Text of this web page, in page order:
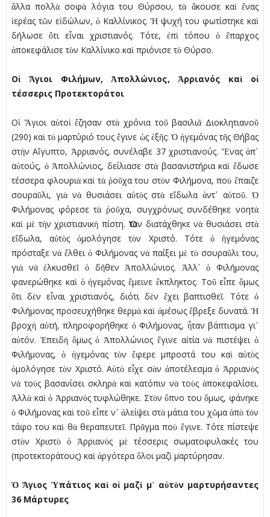
ἄλλα πολλὰ σοφὰ λόγια του Θύρσου, τὰ ἄκουσε καὶ ἕνας
ἱερέας τῶν εἰδώλων, ὁ Καλλίνικος. Ἡ ψυχή του φωτίστηκε καὶ
δήλωσε ὅτι εἶναι χριστιανός. Τότε, ἐπὶ τόπου ὁ ἔπαρχος
ἀποκεφάλισε τὸν Καλλίνικο καὶ πριόνισε τὸ Θύρσο.
Οἱ Ἅγιοι Φιλήµων, Ἀπολλώνιος, Ἀρριανός καὶ οἱ
τέσσερις Προτεκτοράτοι
Οἱ Ἅγιοι αὐτοὶ ἔζησαν στὰ χρόνια τοῦ βασιλιᾶ Διοκλητιανοῦ
(290) καὶ τὸ µαρτύριό τους ἔγινε ὡς ἑξῆς: Ὁ ἡγεµόνας τῆς Θήβας
στὴν Αἴγυπτο, Ἀρριανός, συνέλαβε 37 χριστιανούς. Ἕνας ἀπ᾿
αὐτούς, ὁ Ἀπολλώνιος, δείλιασε στὰ βασανιστήρια καὶ ἔδωσε
τέσσερα φλουριὰ καὶ τὰ ῥοῦχα του στὸν Φιλήµονα, ποὺ ἔπαιζε
σουραῦλι, γιὰ νὰ θυσιάσει αὐτὸς στὰ εἴδωλα ἀντ᾿ αὐτοῦ. Ὁ
Φιλήµονας φόρεσε τὰ ῥοῦχα, συγχρόνως συνδέθηκε νοητὰ
καὶ µὲ τὴν χριστιανικὴ πίστη. Ὅταν διατάχθηκε νὰ θυσιάσει στὰ
εἴδωλα, αὐτὸς ὁµολόγησε τὸν Χριστό. Τότε ὁ ἡγεµόνας
πρόσταξε νὰ ἔλθει ὁ Φιλήµονας νὰ παίξει µὲ τὸ σουραῦλι του,
γιὰ νὰ ἑλκυσθεῖ ὁ δῆθεν Ἀπολλώνιος. Ἀλλ᾿ ὁ Φιλήµονας
φανερώθηκε καὶ ὁ ἡγεµόνας ἔµεινε ἔκπληκτος. Τοῦ εἶπε ὅµως
ὅτι δὲν εἶναι χριστιανός, διότι δὲν ἔχει βαπτισθεῖ. Τότε ὁ
Φιλήµονας προσευχήθηκε θερµὰ καὶ ἀµέσως ἔβρεξε δυνατά. Ἡ
βροχὴ αὐτή, πληροφορήθηκε ὁ Φιλήµονας, ἦταν βάπτισµα γι᾿
αὐτόν. Ἐπειδὴ ὅµως ὁ Ἀπολλώνιος ἔγινε αἰτία νὰ πιστέψει ὁ
Φιλήµονας, ὁ ἡγεµόνας τὸν ἔφερε µπροστά του καὶ αὐτὸς
ὁµολόγησε τὸν Χριστό. Αὐτὸ εἶχε σὰν ἀποτέλεσµα ὁ Ἀρριανὸς
νὰ τοὺς βασανίσει σκληρὰ καὶ κατόπιν νὰ τοὺς ἀποκεφαλίσει.
Ἀλλὰ καὶ ὁ Ἀρριανὸς τυφλώθηκε. Στὸν ὕπνο του ὅµως, φάνηκε
ὁ Φιλήµονας καὶ τοῦ εἶπε ν᾿ ἀλείψει στὰ µάτια του χῶµα ἀπὸ τὸν
τάφο του καὶ θὰ θεραπευτεῖ. Πρᾶγµα ποὺ ἔγινε. Τότε πίστεψε
στὸν Χριστὸ ὁ Ἀρριανὸς µὲ τέσσερις σωµατοφυλακές του
(προτεκτοράτους) καὶ ἀργότερα ὅλοι µαζὶ µαρτύρησαν.
Ὁ Ἅγιος Ὑπάτιος καὶ οἱ µαζὶ µ᾿ αὐτὸν µαρτυρήσαντες
36 Μάρτυρες